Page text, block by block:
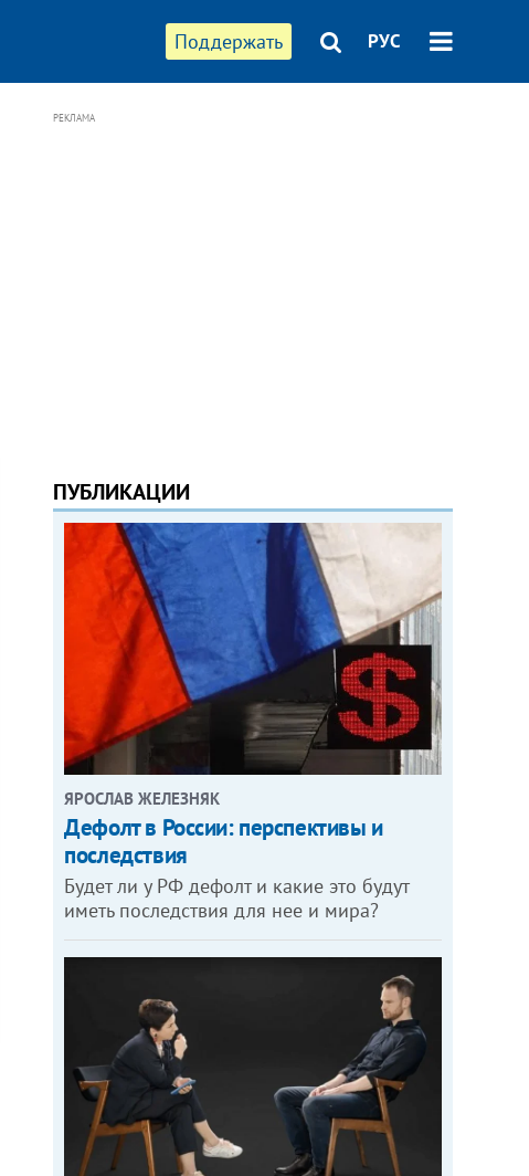
Поддержать РУС
РЕКЛАМА
ПУБЛИКАЦИИ
ЯРОСЛАВ ЖЕЛЕЗНЯК
Дефолт в России: перспективы и
последствия
Будет ли у РФ дефолт и какие это будут
иметь последствия для нее и мира?